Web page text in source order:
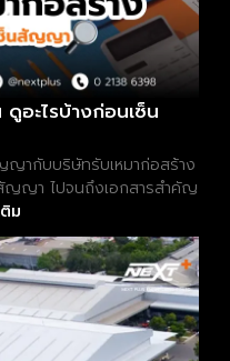
อะไรบ้างก่อนเซ็น
ากับบริษัทรับเหมาก่อสร้าง
ญญา ไปจนถึงเอกสารสำคัญ
ม